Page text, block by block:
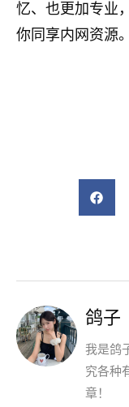
忆、也更加专业
你同享内网资源。
鸽子
我是鸽
究各种
章！